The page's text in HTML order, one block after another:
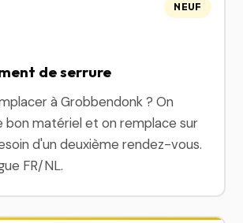
de serrure
à Grobbendonk ? On
bon matériel et on remplace sur
d'un deuxième rendez-vous.
FR/NL.
NEUF